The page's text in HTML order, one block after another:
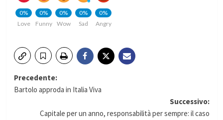
0%
Love
0%
Funny
0%
Wow
0%
Sad
0%
Angry
Navigazione
articolo
Precedente:
Bartolo approda in Italia Viva
Successivo:
Capitale per un anno, responsabilità per sempre: il caso